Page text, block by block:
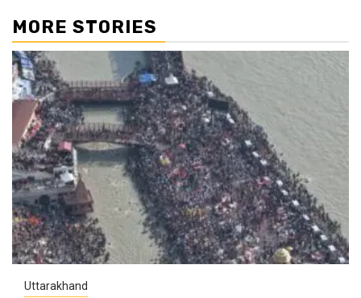
MORE STORIES
Uttarakhand